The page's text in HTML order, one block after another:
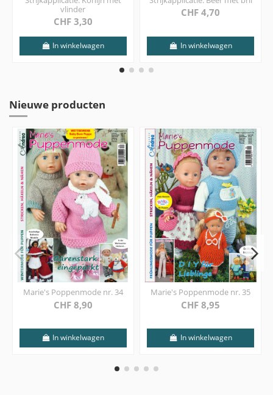
vlinder
CHF 3,30
In winkelwagen
CHF 4,70
In winkelwagen
Nieuwe producten
Marie's Poppenmode nr. 34
CHF 8,90
In winkelwagen
Marie's Poppenmode nr. 35
CHF 8,95
In winkelwagen